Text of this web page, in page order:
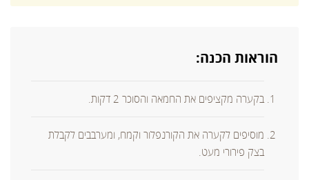
הוראות הכנה:
בקערה מקציפים את החמאה והסוכר 2 דקות.
מוסיפים לקערה את הקורנפלור וקמח, ומערבבים לקבלת
בצק פירורי מעט.